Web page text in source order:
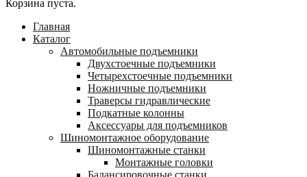
Корзина пуста.
Главная
Каталог
Автомобильные подъемники
Двухстоечные подъемники
Четырехстоечные подъемники
Ножничные подъемники
Траверсы гидравлические
Подкатные колонны
Аксессуары для подъемников
Шиномонтажное оборудование
Шиномонтажные станки
Монтажные головки
Балансировочные станки